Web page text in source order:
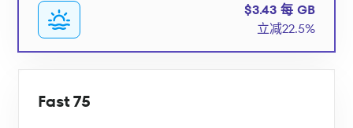
$3.43 每 GB
立减22.5%
Fast 75